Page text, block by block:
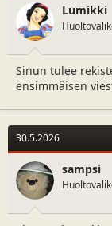
Lumikki
Sinun tulee
ensimmäisen
30.5.2026
sampsi